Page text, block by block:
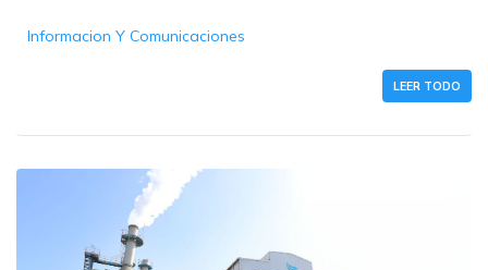
Informacion Y Comunicaciones
LEER TODO